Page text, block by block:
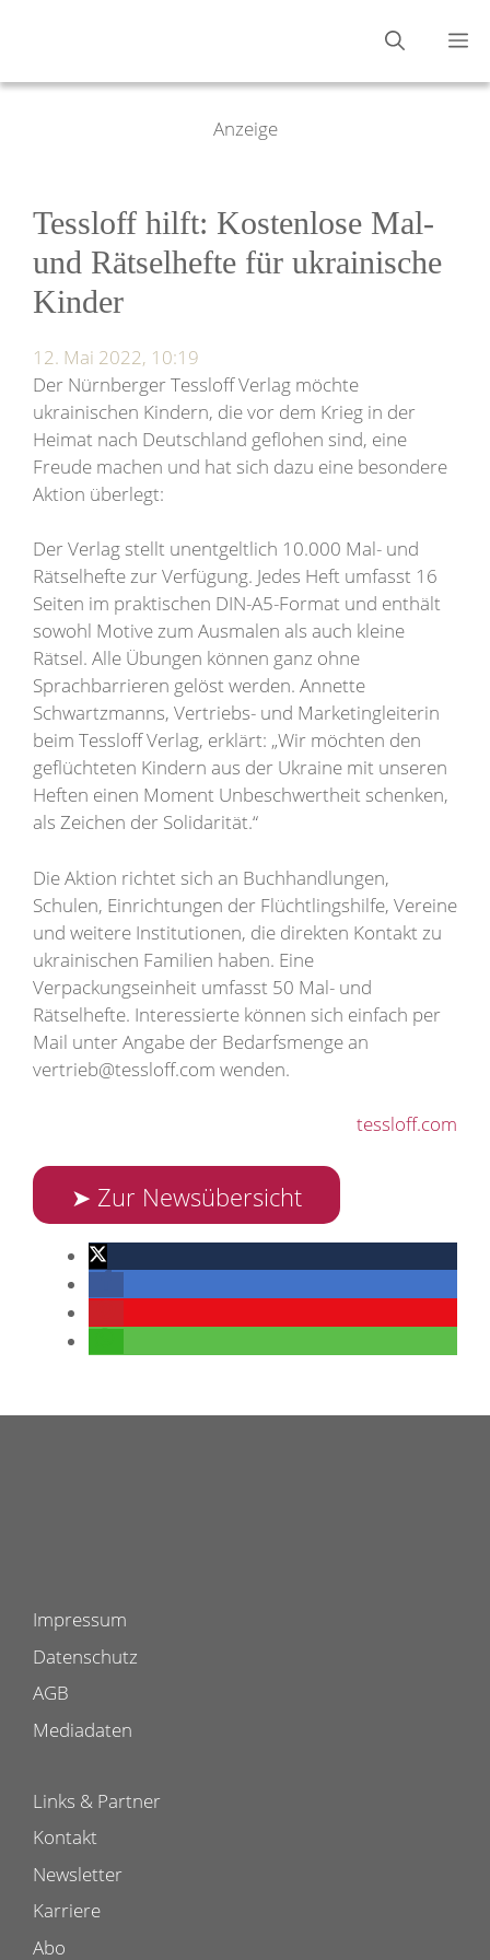
Anzeige
Tessloff hilft: Kostenlose Mal-
und Rätselhefte für ukrainische
Kinder
12. Mai 2022, 10:19
Der Nürnberger Tessloff Verlag möchte
ukrainischen Kindern, die vor dem Krieg in der
Heimat nach Deutschland geflohen sind, eine
Freude machen und hat sich dazu eine besondere
Aktion überlegt:
Der Verlag stellt unentgeltlich 10.000 Mal- und
Rätselhefte zur Verfügung. Jedes Heft umfasst 16
Seiten im praktischen DIN-A5-Format und enthält
sowohl Motive zum Ausmalen als auch kleine
Rätsel. Alle Übungen können ganz ohne
Sprachbarrieren gelöst werden. Annette
Schwartzmanns, Vertriebs- und Marketingleiterin
beim Tessloff Verlag, erklärt: „Wir möchten den
geflüchteten Kindern aus der Ukraine mit unseren
Heften einen Moment Unbeschwertheit schenken,
als Zeichen der Solidarität.“
Die Aktion richtet sich an Buchhandlungen,
Schulen, Einrichtungen der Flüchtlingshilfe, Vereine
und weitere Institutionen, die direkten Kontakt zu
ukrainischen Familien haben. Eine
Verpackungseinheit umfasst 50 Mal- und
Rätselhefte. Interessierte können sich einfach per
Mail unter Angabe der Bedarfsmenge an
vertrieb@tessloff.com wenden.
tessloff.com
➤ Zur Newsübersicht
Impressum
Datenschutz
AGB
Mediadaten
Links & Partner
Kontakt
Newsletter
Karriere
Abo